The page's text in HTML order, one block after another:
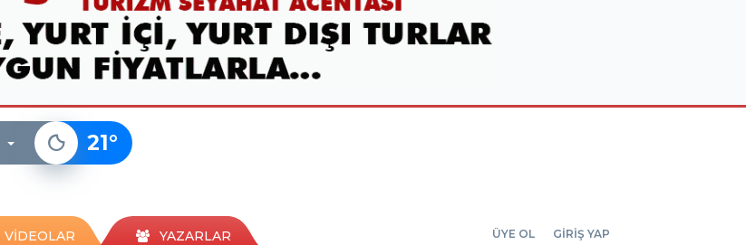
21°
VİDEOLAR YAZARLAR ÜYE OL GİRİŞ YAP